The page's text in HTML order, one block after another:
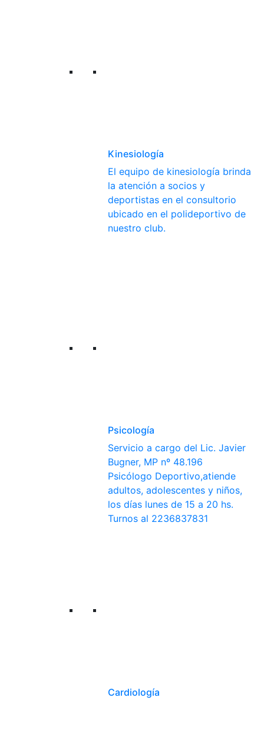
Kinesiología
El equipo de kinesiología brinda
la atención a socios y
deportistas en el consultorio
ubicado en el polideportivo de
nuestro club.
Psicología
Servicio a cargo del Lic. Javier
Bugner, MP nº 48.196
Psicólogo Deportivo,atiende
adultos, adolescentes y niños,
los días lunes de 15 a 20 hs.
Turnos al 2236837831
Cardiología